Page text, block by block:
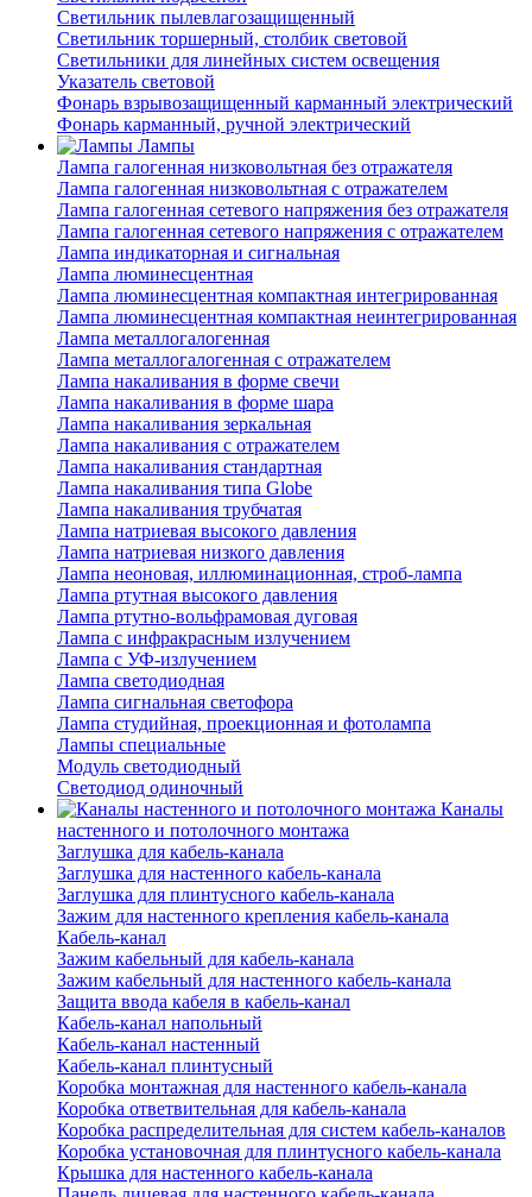
Светильник пылевлагозащищенный
Светильник торшерный, столбик световой
Светильники для линейных систем освещения
Указатель световой
Фонарь взрывозащищенный карманный электрический
Фонарь карманный, ручной электрический
Лампы
Лампа галогенная низковольтная без отражателя
Лампа галогенная низковольтная с отражателем
Лампа галогенная сетевого напряжения без отражателя
Лампа галогенная сетевого напряжения с отражателем
Лампа индикаторная и сигнальная
Лампа люминесцентная
Лампа люминесцентная компактная интегрированная
Лампа люминесцентная компактная неинтегрированная
Лампа металлогалогенная
Лампа металлогалогенная с отражателем
Лампа накаливания в форме свечи
Лампа накаливания в форме шара
Лампа накаливания зеркальная
Лампа накаливания с отражателем
Лампа накаливания стандартная
Лампа накаливания типа Globe
Лампа накаливания трубчатая
Лампа натриевая высокого давления
Лампа натриевая низкого давления
Лампа неоновая, иллюминационная, строб-лампа
Лампа ртутная высокого давления
Лампа ртутно-вольфрамовая дуговая
Лампа с инфракрасным излучением
Лампа с УФ-излучением
Лампа светодиодная
Лампа сигнальная светофора
Лампа студийная, проекционная и фотолампа
Лампы специальные
Модуль светодиодный
Светодиод одиночный
Каналы
настенного и потолочного монтажа
Заглушка для кабель-канала
Заглушка для настенного кабель-канала
Заглушка для плинтусного кабель-канала
Зажим для настенного крепления кабель-канала
Кабель-канал
Зажим кабельный для кабель-канала
Зажим кабельный для настенного кабель-канала
Защита ввода кабеля в кабель-канал
Кабель-канал напольный
Кабель-канал настенный
Кабель-канал плинтусный
Коробка монтажная для настенного кабель-канала
Коробка ответвительная для кабель-канала
Коробка распределительная для систем кабель-каналов
Коробка установочная для плинтусного кабель-канала
Крышка для настенного кабель-канала